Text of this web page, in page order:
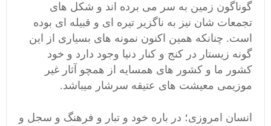
گوناگون زمین به سر می برده اند و شکل های
تجمعات شان نیز به ناگزیر تیره ای و قبیله ای بوده
است. چنانکه همین اکنون نمونه های بسیاری از این
گونه زیستار در کنج و کنار دنیا وجود دارد و خود
کشور ما و کشور های همسایه از همچو آثار غیر
موزیمی معیشت های عتیقه سرشار میباشد.
انسان امروزی؛ در باره خود و تبار و فرهنگ و سجل و